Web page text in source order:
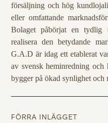
försäljning och hög
eller omfattande
Bolaget påbörjat en tydlig
realisera den betydande
G.A.D är idag ett etablerat
av svensk heminredning och
bygger på ökad synlighet och
FÖRRA INLÄGGET